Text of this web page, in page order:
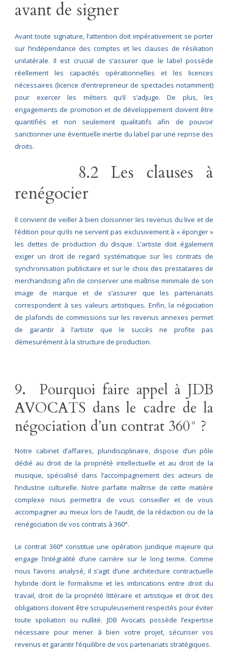
avant de signer
Avant toute signature, l’attention doit impérativement se porter
sur l’indépendance des comptes et les clauses de résiliation
unilatérale. Il est crucial de s’assurer que le label possède
réellement les capacités opérationnelles et les licences
nécessaires (licence d’entrepreneur de spectacles notamment)
pour exercer les métiers qu’il s’adjuge. De plus, les
engagements de promotion et de développement doivent être
quantifiés et non seulement qualitatifs afin de pouvoir
sanctionner une éventuelle inertie du label par une reprise des
droits.
8.2 Les clauses à
renégocier
Il convient de veiller à bien cloisonner les revenus du live et de
l’édition pour qu’ils ne servent pas exclusivement à « éponger »
les dettes de production du disque. L’artiste doit également
exiger un droit de regard systématique sur les contrats de
synchronisation publicitaire et sur le choix des prestataires de
merchandising afin de conserver une maîtrise minimale de son
image de marque et de s’assurer que les partenariats
correspondent à ses valeurs artistiques. Enfin, la négociation
de plafonds de commissions sur les revenus annexes permet
de garantir à l’artiste que le succès ne profite pas
démesurément à la structure de production.
9. Pourquoi faire appel à JDB
AVOCATS dans le cadre de la
négociation d’un contrat 360° ?
Notre cabinet d’affaires, pluridisciplinaire, dispose d’un pôle
dédié au droit de la propriété intellectuelle et au droit de la
musique, spécialisé dans l’accompagnement des acteurs de
l’industrie culturelle. Notre parfaite maîtrise de cette matière
complexe nous permettra de vous conseiller et de vous
accompagner au mieux lors de l’audit, de la rédaction ou de la
renégociation de vos contrats à 360°.
Le contrat 360° constitue une opération juridique majeure qui
engage l’intégralité d’une carrière sur le long terme. Comme
nous l’avons analysé, il s’agit d’une architecture contractuelle
hybride dont le formalisme et les imbrications entre droit du
travail, droit de la propriété littéraire et artistique et droit des
obligations doivent être scrupuleusement respectés pour éviter
toute spoliation ou nullité. JDB Avocats possède l’expertise
nécessaire pour mener à bien votre projet, sécuriser vos
revenus et garantir l’équilibre de vos partenariats stratégiques.